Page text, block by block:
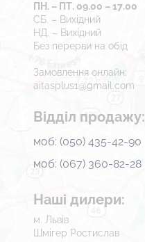
ПН. – ПТ. 09.00 – 17.00
СБ. – Вихідний
НД. – Вихідний
Без перерви на обід
Замовлення онлайн:
aitasplus1@gmail.com
Відділ продажу:
моб: (050) 435-42-90
моб: (067) 360-82-28
Наші дилери:
м. Львів
Шмігер Ростислав